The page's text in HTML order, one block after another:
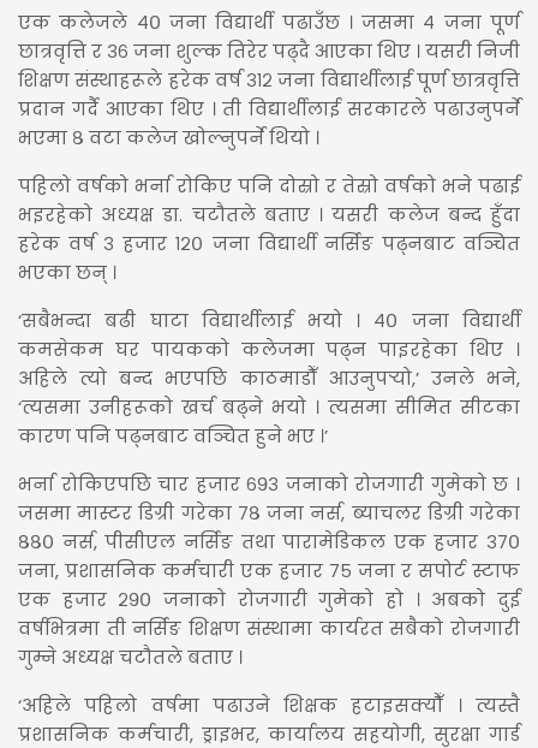
एक कलेजले ४० जना विद्यार्थी पढाउँछ । जसमा ४ जना पूर्ण
छात्रवृत्ति र ३६ जना शुल्क तिरेर पढ्दै आएका थिए । यसरी निजी
शिक्षण संस्थाहरूले हरेक वर्ष ३१२ जना विद्यार्थीलाई पूर्ण छात्रवृत्ति
प्रदान गर्दै आएका थिए । ती विद्यार्थीलाई सरकारले पढाउनुपर्ने
भएमा ८ वटा कलेज खोल्नुपर्ने थियो ।
पहिलो वर्षको भर्ना रोकिए पनि दोस्रो र तेस्रो वर्षको भने पढाई
भइरहेको अध्यक्ष डा. चटौतले बताए । यसरी कलेज बन्द हुँदा
हरेक वर्ष ३ हजार १२० जना विद्यार्थी नर्सिङ पढ्नबाट वञ्चित
भएका छन् ।
‘सबैभन्दा बढी घाटा विद्यार्थीलाई भयो । ४० जना विद्यार्थी
कमसेकम घर पायकको कलेजमा पढ्न पाइरहेका थिए ।
अहिले त्यो बन्द भएपछि काठमाडौँ आउनुपर्‍यो,’ उनले भने,
‘त्यसमा उनीहरूको खर्च बढ्ने भयो । त्यसमा सीमित सीटका
कारण पनि पढ्नबाट वञ्चित हुने भए ।’
भर्ना रोकिएपछि चार हजार ६९३ जनाको रोजगारी गुमेको छ ।
जसमा मास्टर डिग्री गरेका ७८ जना नर्स, ब्याचलर डिग्री गरेका
८८० नर्स, पीसीएल नर्सिङ तथा पारामेडिकल एक हजार ३७०
जना, प्रशासनिक कर्मचारी एक हजार ७५ जना र सपोर्ट स्टाफ
एक हजार २९० जनाको रोजगारी गुमेको हो । अबको दुई
वर्षभित्रमा ती नर्सिङ शिक्षण संस्थामा कार्यरत सबैको रोजगारी
गुम्ने अध्यक्ष चटौतले बताए ।
‘अहिले पहिलो वर्षमा पढाउने शिक्षक हटाइसक्यौँ । त्यस्तै
प्रशासनिक कर्मचारी, ड्राइभर, कार्यालय सहयोगी, सुरक्षा गार्ड